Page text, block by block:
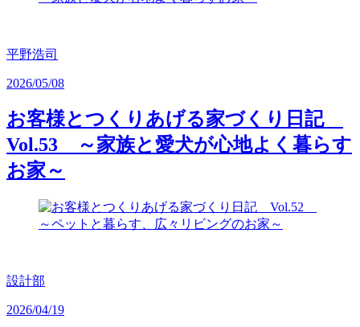
平野浩司
2026/05/08
お客様とつくりあげる家づくり日記
Vol.53 ～家族と愛犬が心地よく暮らす
お家～
設計部
2026/04/19